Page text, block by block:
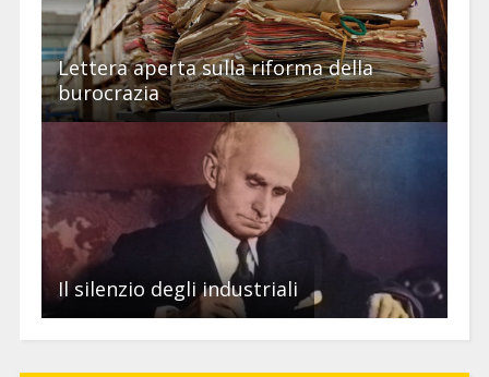
Lettera aperta sulla riforma della
burocrazia
Il silenzio degli industriali